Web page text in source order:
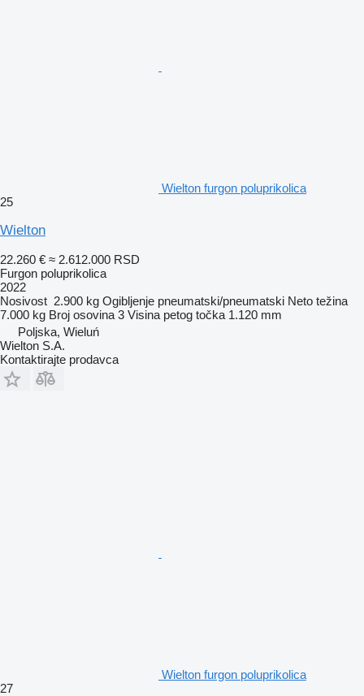
Wielton furgon poluprikolica
25
Wielton
22.260 € ≈ 2.612.000 RSD
Furgon poluprikolica
2022
Nosivost 2.900 kg Ogibljenje pneumatski/pneumatski Neto težina
7.000 kg Broj osovina 3 Visina petog točka 1.120 mm
Poljska, Wieluń
Wielton S.A.
Kontaktirajte prodavca
Wielton furgon poluprikolica
27